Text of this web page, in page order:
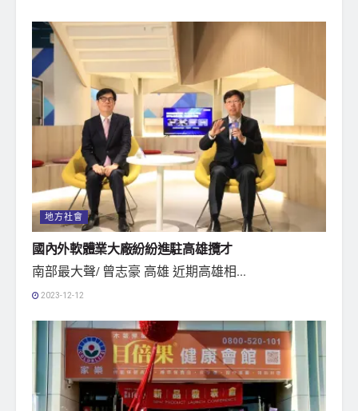
地方社會
國內外軟體業大廠紛紛進駐高雄攬才
南部最大聲/ 曾志豪 高雄 近期高雄相...
2023-12-12